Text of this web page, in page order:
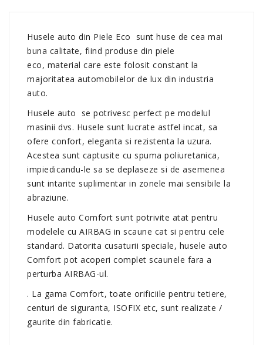
Husele auto din Piele Eco sunt huse de cea mai
buna calitate, fiind produse din piele
eco, material care este folosit constant la
majoritatea automobilelor de lux din industria
auto.
Husele auto se potrivesc perfect pe modelul
masinii dvs. Husele sunt lucrate astfel incat, sa
ofere confort, eleganta si rezistenta la uzura.
Acestea sunt captusite cu spuma poliuretanica,
impiedicandu-le sa se deplaseze si de asemenea
sunt intarite suplimentar in zonele mai sensibile la
abraziune.
Husele auto Comfort sunt potrivite atat pentru
modelele cu AIRBAG in scaune cat si pentru cele
standard. Datorita cusaturii speciale, husele auto
Comfort pot acoperi complet scaunele fara a
perturba AIRBAG-ul.
. La gama Comfort, toate orificiile pentru tetiere,
centuri de siguranta, ISOFIX etc, sunt realizate /
gaurite din fabricatie.